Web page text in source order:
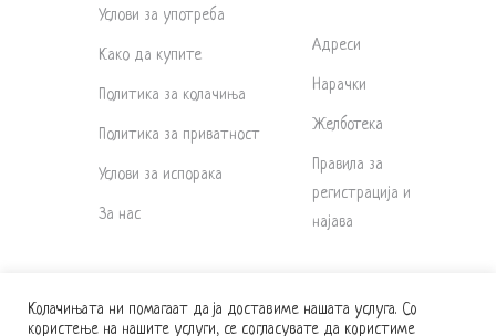
Услови за употреба
Како да купите
Политика за колачиња
Политика за приватност
Услови за испорака
За нас
Адреси
Нарачки
Желботека
Правила за
регистрација и
најава
Колачињата ни помагаат да ја доставиме нашата услуга. Со
користење на нашите услуги, се согласувате да користиме